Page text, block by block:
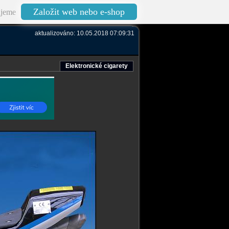
Založit web nebo e-shop
aktualizováno: 10.05.2018 07:09:31
Elektronické cigarety